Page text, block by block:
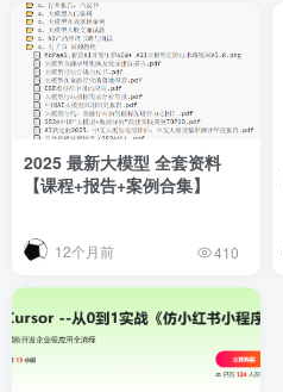
2025 最新大模型 全套资料
【课程+报告+案例合集】
12个月前 410